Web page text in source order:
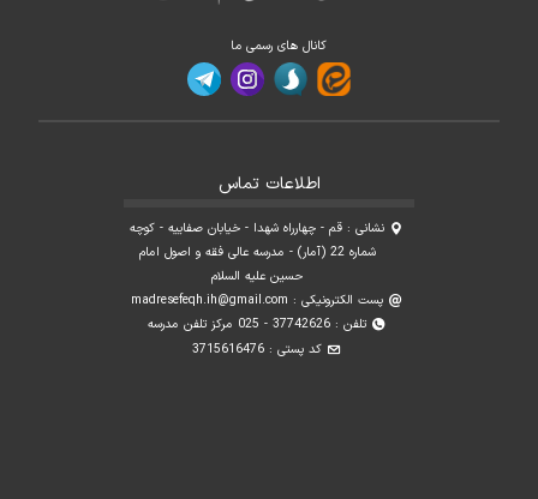
کانال های رسمی ما
اطلاعات تماس
نشانی : قم - چهارراه شهدا - خیابان صفاییه - کوچه
شماره 22 (آمار) - مدرسه عالی فقه و اصول امام
حسین علیه السلام
پست الکترونیکی : madresefeqh.ih@gmail.com
تلفن : 37742626 - 025 مرکز تلفن مدرسه
کد پستی : 3715616476